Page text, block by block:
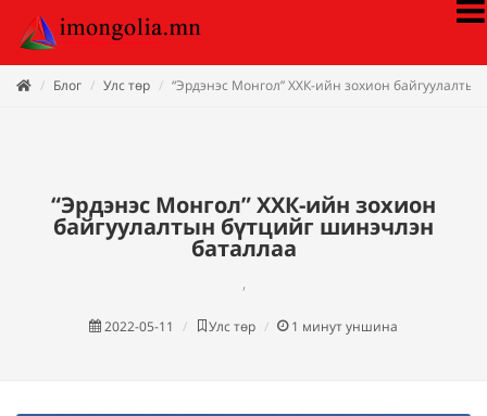
Блог Улс төр “Эрдэнэс Монгол” ХХК-ийн зохион
“Эрдэнэс Монгол” ХХК-ийн зохион
байгуулалтын бүтцийг шинэчлэн
баталлаа
,
2022-05-11 Улс төр 1 минут уншина